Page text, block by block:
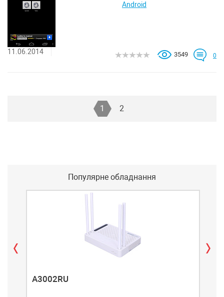
Android
11.06.2014 3549 0
1 2
Популярне обладнання
A3002RU